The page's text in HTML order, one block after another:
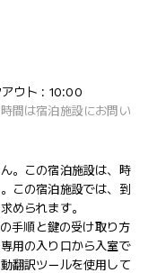
ウト : 10:00
間は宿泊施設にお問い
。この宿泊施設は、時
この宿泊施設では、到
められます。
手順と鍵の受け取り方
用の入り口から入室で
翻訳ツールを使用して